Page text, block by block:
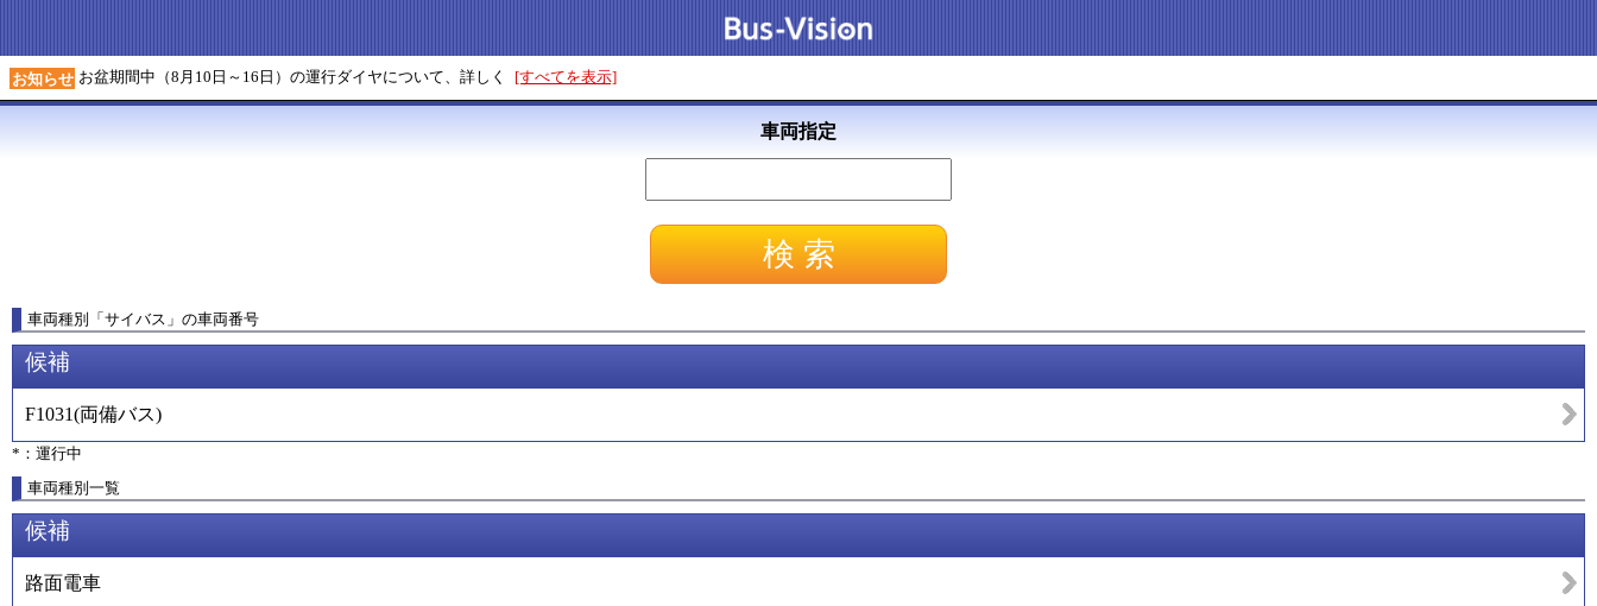
お知らせ お盆期間中（8月10日～16日）の運行ダイヤについて、詳しく [すべてを表示]
車両指定
車両種別 「サイバス 」 の車両番号
候補
F1031(両備バス)
*：運行中
車両種別一覧
候補
路面電車